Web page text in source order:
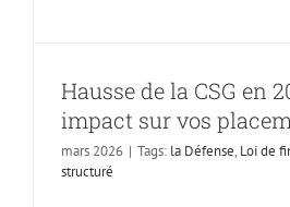
Hausse de la CSG en
impact sur vos
mars 2026 | Tags: la Défense, Loi de
structuré